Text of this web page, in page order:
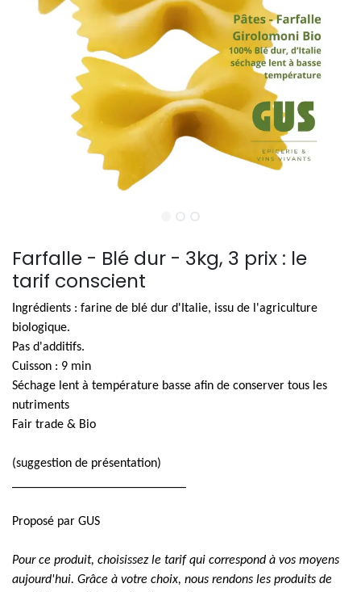
Farfalle - Blé dur - 3kg, 3 prix : le
tarif conscient
Ingrédients : farine de blé dur d'Italie, issu de l'agriculture
biologique.
Pas d'additifs.
Cuisson : 9 min
Séchage lent à température basse afin de conserver tous les
nutriments
Fair trade & Bio
(suggestion de présentation)
Proposé par GUS
Pour ce produit, choisissez le tarif qui correspond à vos moyens
aujourd'hui. Grâce à votre choix, nous rendons les produits de